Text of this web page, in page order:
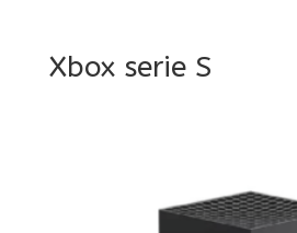
Xbox serie S